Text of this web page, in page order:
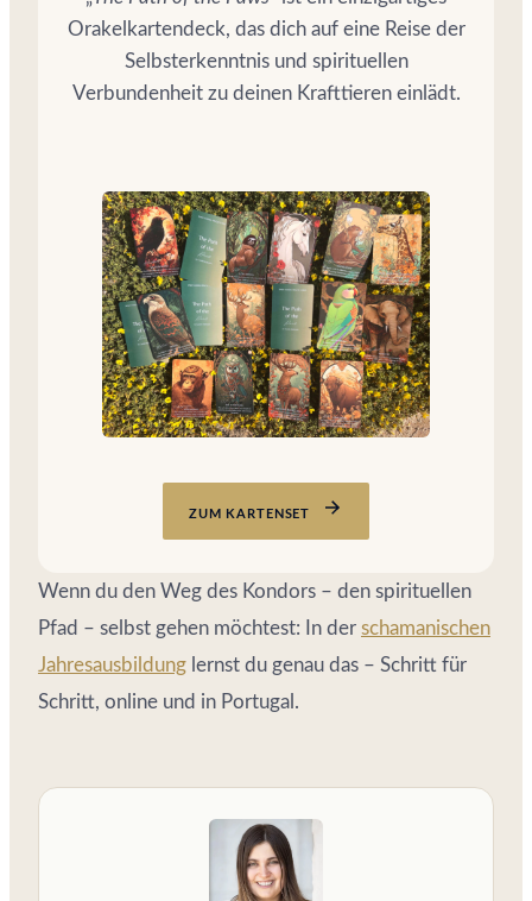
Orakelkartendeck, das dich auf eine Reise der
Selbsterkenntnis und spirituellen
Verbundenheit zu deinen Krafttieren einlädt.
ZUM KARTENSET
Wenn du den Weg des Kondors – den spirituellen
Pfad – selbst gehen möchtest: In der schamanischen
Jahresausbildung lernst du genau das – Schritt für
Schritt, online und in Portugal.